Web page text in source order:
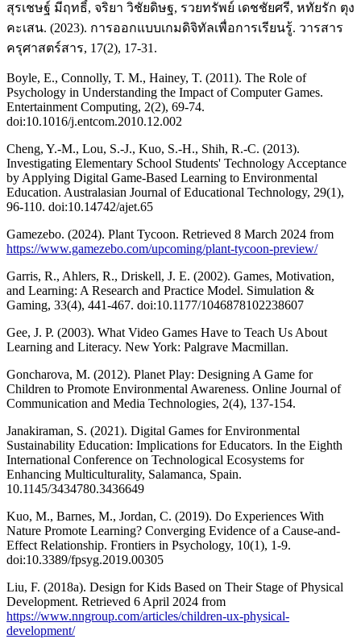
สุรเชษฐ์ มีฤทธิ์, จริยา วิชัยดิษฐ, รวยทรัพย์ เดชชัยศรี, หทัยรัก ตุง
คะเสน. (2023). การออกแบบเกมดิจิทัลเพื่อการเรียนรู้. วารสาร
ครุศาสตร์สาร, 17(2), 17-31.
Boyle, E., Connolly, T. M., Hainey, T. (2011). The Role of
Psychology in Understanding the Impact of Computer Games.
Entertainment Computing, 2(2), 69-74.
doi:10.1016/j.entcom.2010.12.002
Cheng, Y.-M., Lou, S.-J., Kuo, S.-H., Shih, R.-C. (2013).
Investigating Elementary School Students' Technology Acceptance
by Applying Digital Game-Based Learning to Environmental
Education. Australasian Journal of Educational Technology, 29(1),
96-110. doi:10.14742/ajet.65
Gamezebo. (2024). Plant Tycoon. Retrieved 8 March 2024 from
https://www.gamezebo.com/upcoming/plant-tycoon-preview/
Garris, R., Ahlers, R., Driskell, J. E. (2002). Games, Motivation,
and Learning: A Research and Practice Model. Simulation &
Gaming, 33(4), 441-467. doi:10.1177/1046878102238607
Gee, J. P. (2003). What Video Games Have to Teach Us About
Learning and Literacy. New York: Palgrave Macmillan.
Goncharova, M. (2012). Planet Play: Designing A Game for
Children to Promote Environmental Awareness. Online Journal of
Communication and Media Technologies, 2(4), 137-154.
Janakiraman, S. (2021). Digital Games for Environmental
Sustainability Education: Implications for Educators. In the Eighth
International Conference on Technological Ecosystems for
Enhancing Multiculturality, Salamanca, Spain.
10.1145/3434780.3436649
Kuo, M., Barnes, M., Jordan, C. (2019). Do Experiences With
Nature Promote Learning? Converging Evidence of a Cause-and-
Effect Relationship. Frontiers in Psychology, 10(1), 1-9.
doi:10.3389/fpsyg.2019.00305
Liu, F. (2018a). Design for Kids Based on Their Stage of Physical
Development. Retrieved 6 April 2024 from
https://www.nngroup.com/articles/children-ux-physical-
development/